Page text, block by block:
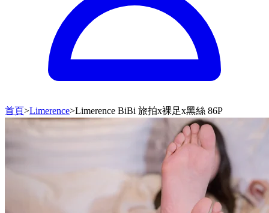
首頁>Limerence>Limerence BiBi 旅拍x裸足x黑絲 86P